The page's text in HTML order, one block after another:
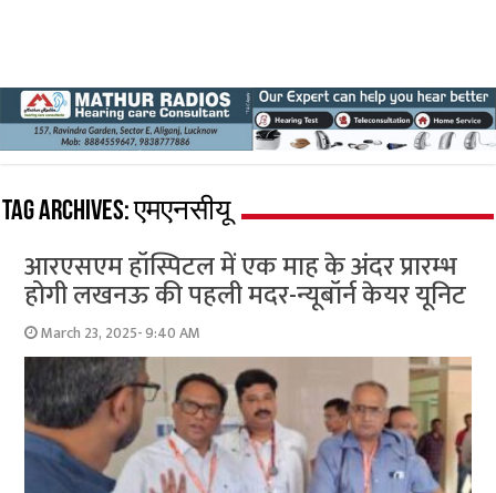
Tag Archives:एमएनसीयू
आरएसएम हॉस्पिटल में एक माह के अंदर प्रारम्भ
होगी लखनऊ की पहली मदर-न्यूबॉर्न केयर यूनिट
March 23, 2025- 9:40 AM